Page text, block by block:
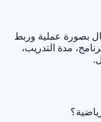
بصورة عملية وربط
مدة التدريب،